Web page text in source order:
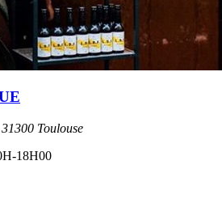
Toulouse
18H00